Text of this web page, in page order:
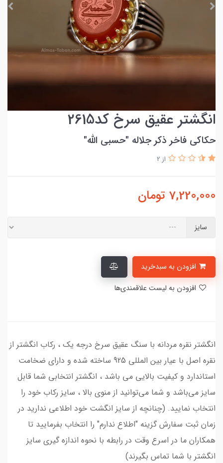
انگشتر عقیق سرخ کد2615
حکاکی فاخر ذکر جلاله ″حسبی الله″
از 2
7,220,000 تومان
سایز
انگشتر نقره مردانه با سنگ عقیق سرخ درجه یک ، رکاب انگشتر از
نقره اصل با عیار بین المللی 925 ساخته شده و دارای ضخامت
استاندارد و کیفیت بالایی می‌ باشد ، انگشتر انتخابی شما قابل
سایز می‌باشد و شما می‌توانید از منوی بالا ، سایز رکاب خود را
انتخاب نمایید. (چنانچه از سایز انگشت خود اطلاعی ندارید در
زمان ثبت سفارش گزینه "اطلاع ندارم" را انتخاب بفرمایید تا
همکاران ما در اسرع وقت در رابطه با نحوه اندازه گیری سایز
انگشتر با شما تماس بگیرند)